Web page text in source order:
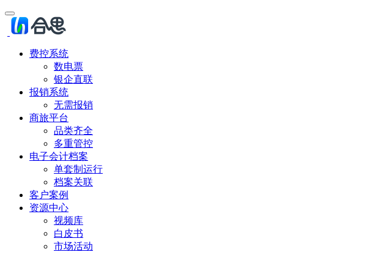
费控系统
数电票
银企直联
报销系统
无需报销
商旅平台
品类齐全
多重管控
电子会计档案
单套制运行
档案关联
客户案例
资源中心
视频库
白皮书
市场活动